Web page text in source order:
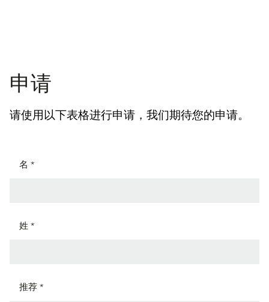
申请
请使用以下表格进行申请，我们期待您的申请。
名 *
姓 *
推荐 *